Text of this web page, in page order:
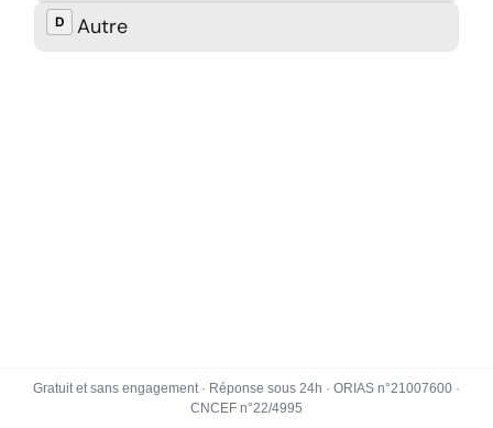
Gratuit et sans engagement · Réponse sous 24h · ORIAS n°21007600 ·
CNCEF n°22/4995